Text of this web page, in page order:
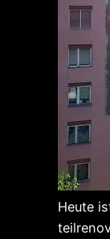
Heute